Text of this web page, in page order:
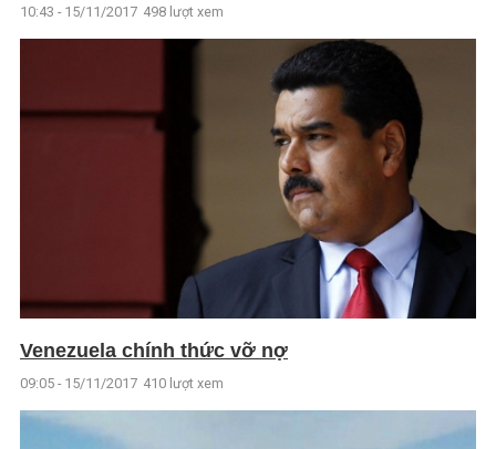
10:43 - 15/11/2017 498 lượt xem
Venezuela chính thức vỡ nợ
09:05 - 15/11/2017 410 lượt xem